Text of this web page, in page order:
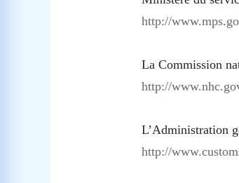
http://
La Commission
http://
L’Administration
http://